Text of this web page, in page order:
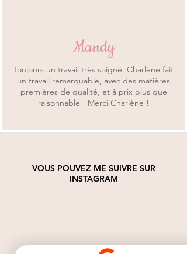
Mandy
Toujours un travail très soigné. Charlène fait
un travail remarquable, avec des matières
premières de qualité, et à prix plus que
raisonnable ! Merci Charlène !
VOUS POUVEZ ME SUIVRE SUR
INSTAGRAM